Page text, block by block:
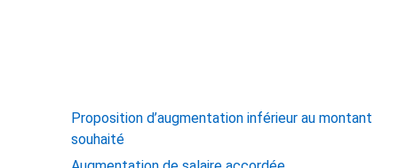
Proposition d’augmentation inférieur au montant
souhaité